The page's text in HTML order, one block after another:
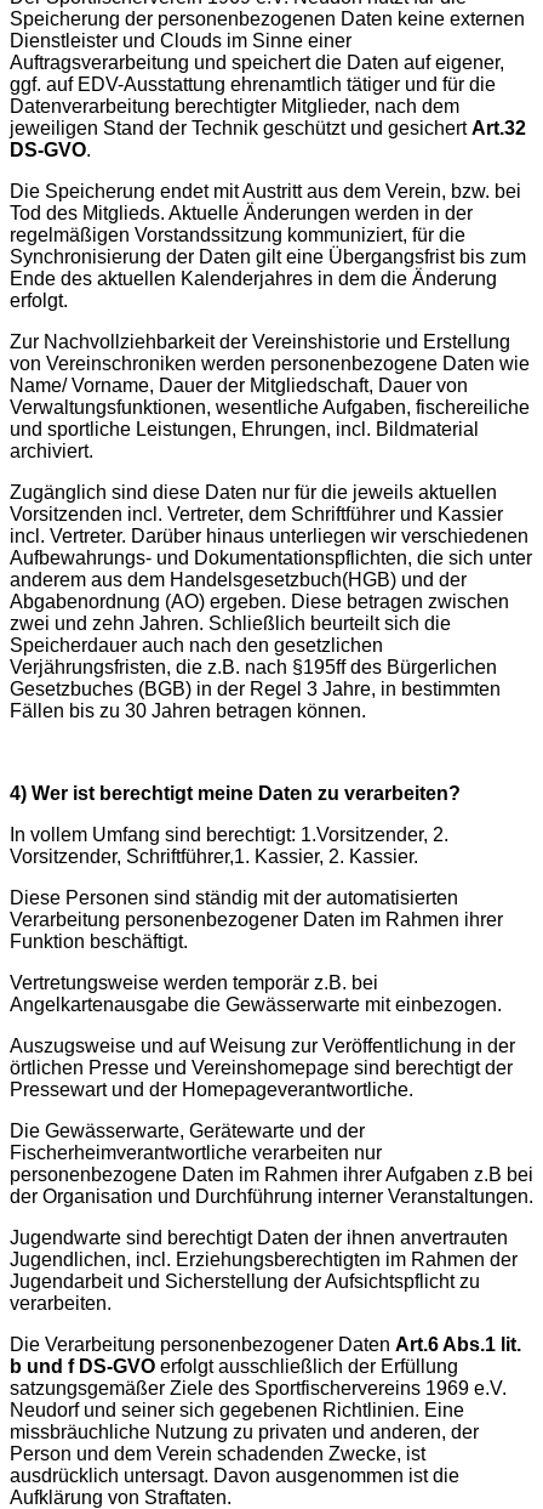
Speicherung der personenbezogenen Daten keine externen
Dienstleister und Clouds im Sinne einer
Auftragsverarbeitung und speichert die Daten auf eigener,
ggf. auf EDV-Ausstattung ehrenamtlich tätiger und für die
Datenverarbeitung berechtigter Mitglieder, nach dem
jeweiligen Stand der Technik geschützt und gesichertArt.32
DS-GVO.
Die Speicherung endet mit Austritt aus dem Verein, bzw. bei
Tod des Mitglieds. Aktuelle Änderungen werden in der
regelmäßigen Vorstandssitzung kommuniziert, für die
Synchronisierung der Daten gilt eine Übergangsfrist bis zum
Ende des aktuellen Kalenderjahres in dem die Änderung
erfolgt.
Zur Nachvollziehbarkeit der Vereinshistorie und Erstellung
von Vereinschroniken werden personenbezogene Daten wie
Name/ Vorname, Dauer der Mitgliedschaft, Dauer von
Verwaltungsfunktionen, wesentliche Aufgaben, fischereiliche
und sportliche Leistungen, Ehrungen, incl. Bildmaterial
archiviert.
Zugänglich sind diese Daten nur für die jeweils aktuellen
Vorsitzenden incl. Vertreter, dem Schriftführer und Kassier
incl. Vertreter. Darüber hinaus unterliegen wir verschiedenen
Aufbewahrungs- und Dokumentationspflichten, die sich unter
anderem aus dem Handelsgesetzbuch(HGB) und der
Abgabenordnung (AO) ergeben. Diese betragen zwischen
zwei und zehn Jahren. Schließlich beurteilt sich die
Speicherdauer auch nach den gesetzlichen
Verjährungsfristen, die z.B. nach §195ff des Bürgerlichen
Gesetzbuches (BGB) in der Regel 3 Jahre, in bestimmten
Fällen bis zu 30 Jahren betragen können.
4) Wer ist berechtigt meine Daten zu verarbeiten?
In vollem Umfang sind berechtigt: 1.Vorsitzender, 2.
Vorsitzender, Schriftführer,1. Kassier, 2. Kassier.
Diese Personen sind ständig mit der automatisierten
Verarbeitung personenbezogener Daten im Rahmen ihrer
Funktion beschäftigt.
Vertretungsweise werden temporär z.B. bei
Angelkartenausgabe die Gewässerwarte mit einbezogen.
Auszugsweise und auf Weisung zur Veröffentlichung in der
örtlichen Presse und Vereinshomepage sind berechtigt der
Pressewart und der Homepageverantwortliche.
Die Gewässerwarte, Gerätewarte und der
Fischerheimverantwortliche verarbeiten nur
personenbezogene Daten im Rahmen ihrer Aufgaben z.B bei
der Organisation und Durchführung interner Veranstaltungen.
Jugendwarte sind berechtigt Daten der ihnen anvertrauten
Jugendlichen, incl. Erziehungsberechtigten im Rahmen der
Jugendarbeit und Sicherstellung der Aufsichtspflicht zu
verarbeiten.
Die Verarbeitung personenbezogener Daten Art.6 Abs.1 lit.
b und f DS-GVO erfolgt ausschließlich der Erfüllung
satzungsgemäßer Ziele des Sportfischervereins 1969 e.V.
Neudorf und seiner sich gegebenen Richtlinien. Eine
missbräuchliche Nutzung zu privaten und anderen, der
Person und dem Verein schadenden Zwecke, ist
ausdrücklich untersagt. Davon ausgenommen ist die
Aufklärung von Straftaten.